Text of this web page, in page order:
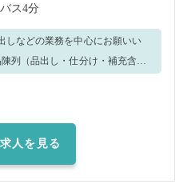
バス4分
しなどの業務を中心にお願いい
さいませ。 未経験でも
ます！ 先輩スタッフも 未経験か
人を見る